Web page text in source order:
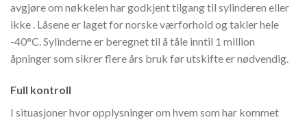
avgjøre om nøkkelen har godkjent tilgang til sylinderen eller
ikke . Låsene er laget for norske værforhold og takler hele
-40°C. Sylinderne er beregnet til å tåle inntil 1 million
åpninger som sikrer flere års bruk før utskifte er nødvendig.
Full kontroll
I situasjoner hvor opplysninger om hvem som har kommet